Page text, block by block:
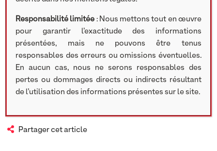
Avec Daniel Collignon, Directeur Général
de Spirica et Patrick Ganansia, Fondateur
de Maison HEREZ.
En savoir plus sur nos
interventions :https://lnkd.in/eMaF9Uxa
Lire notre étude :https://lnkd.in/eSdkgXHu
Partager cet article
Responsabilité limitée : Nous mettons tout en œuvre
pour garantir l’exactitude des informations
présentées, mais ne pouvons être tenus
responsables des erreurs ou omissions éventuelles.
En aucun cas, nous ne serons responsables des
pertes ou dommages directs ou indirects résultant
de l’utilisation des informations présentes sur le site.